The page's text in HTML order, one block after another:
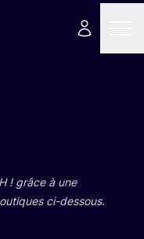
! grâce à une
ci-dessous.